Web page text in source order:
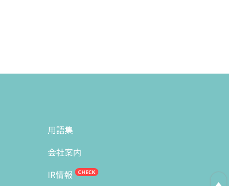
用語集
会社案内
IR情報